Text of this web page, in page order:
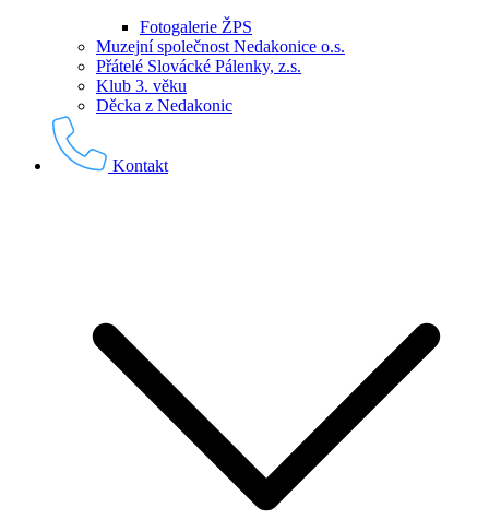
Fotogalerie ŽPS
Muzejní společnost Nedakonice o.s.
Přátelé Slovácké Pálenky, z.s.
Klub 3. věku
Děcka z Nedakonic
Kontakt